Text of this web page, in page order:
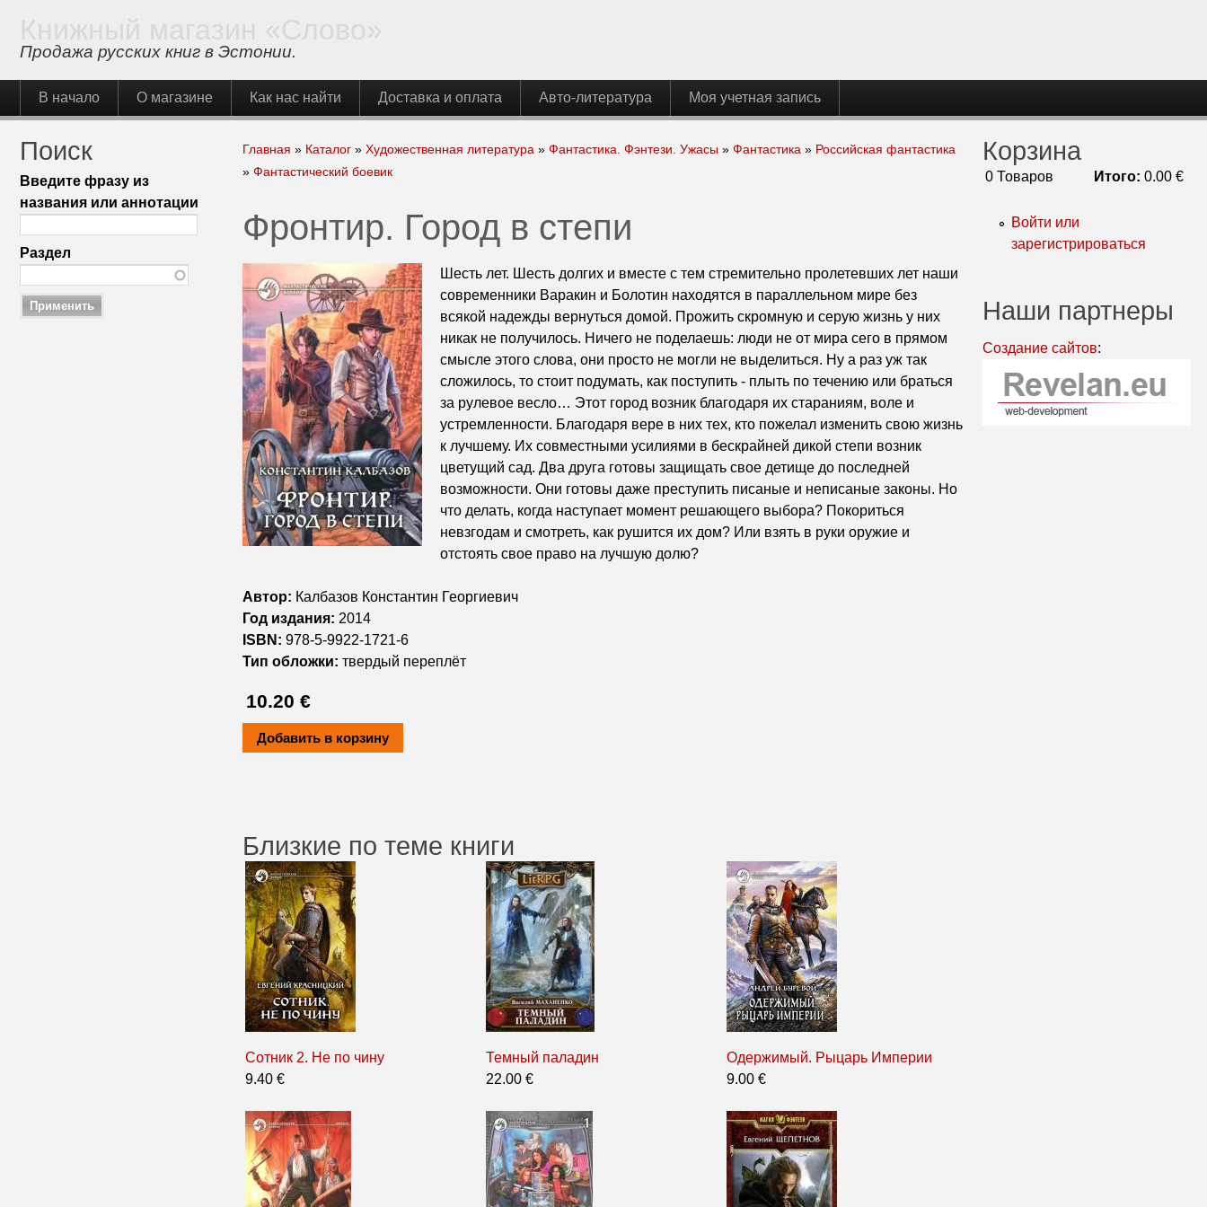
Продажа русских книг в Эстонии.
Главное меню
В начало О магазине Как нас найти Доставка и оплата Авто-литература Моя учетная запись
Поиск
Введите фразу из
названия или аннотации
Раздел
Вы здесь
Главная » Каталог» Художественная литература » Фантастика. Фэнтези. Ужасы » Фантастика » Российская фантастика
» Фантастический боевик
Фронтир. Город в степи
Шесть лет. Шесть долгих и вместе с тем стремительно пролетевших лет наши
современники Варакин и Болотин находятся в параллельном мире без
всякой надежды вернуться домой. Прожить скромную и серую жизнь у них
никак не получилось. Ничего не поделаешь: люди не от мира сего в прямом
смысле этого слова, они просто не могли не выделиться. Ну а раз уж так
сложилось, то стоит подумать, как поступить - плыть по течению или браться
за рулевое весло… Этот город возник благодаря их стараниям, воле и
устремленности. Благодаря вере в них тех, кто пожелал изменить свою жизнь
к лучшему. Их совместными усилиями в бескрайней дикой степи возник
цветущий сад. Два друга готовы защищать свое детище до последней
возможности. Они готовы даже преступить писаные и неписаные законы. Но
что делать, когда наступает момент решающего выбора? Покориться
невзгодам и смотреть, как рушится их дом? Или взять в руки оружие и
отстоять свое право на лучшую долю?
Автор: Калбазов Константин Георгиевич
Год издания: 2014
ISBN: 978-5-9922-1721-6
Тип обложки: твердый переплёт
10.20 €
Близкие по теме книги
Сотник 2. Не по чину
9.40 €
Темный паладин
22.00 €
Одержимый. Рыцарь Империи
9.00 €
Корзина
0 Товаров Итого: 0.00 €
Войти или
зарегистрироваться
Наши партнеры
Создание сайтов: